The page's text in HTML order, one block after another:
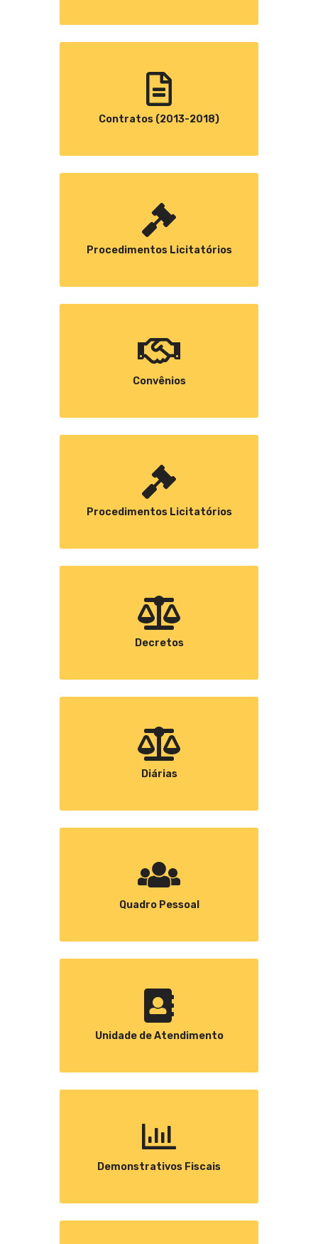
Contratos (2013-2018)
Procedimentos Licitatórios
Convênios
Procedimentos Licitatórios
Decretos
Diárias
Quadro Pessoal
Unidade de Atendimento
Demonstrativos Fiscais